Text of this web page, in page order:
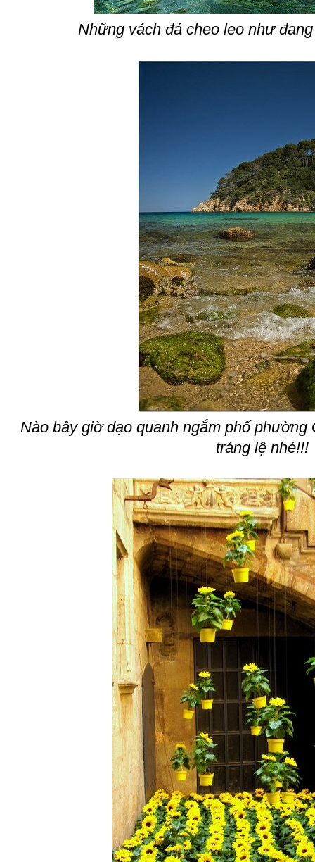
Những vách đá cheo leo như
Nào bây giờ dạo quanh ngắm phố phường
tráng lệ nhé!!!